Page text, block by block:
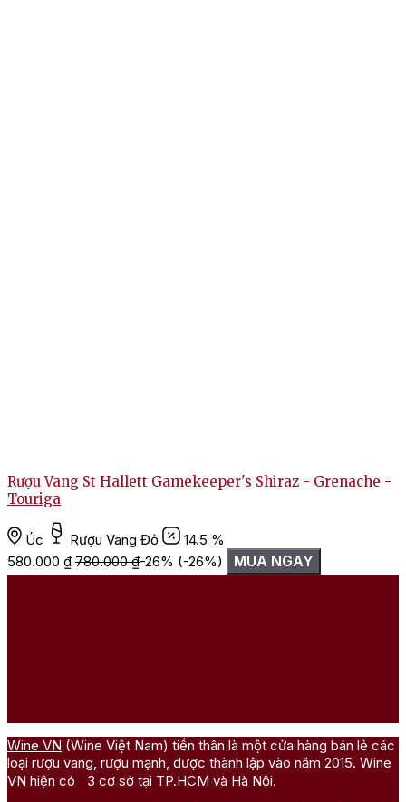
Rượu Vang St Hallett Gamekeeper's Shiraz - Grenache -
Touriga
Úc Rượu Vang Đỏ
14.5 %
580.000 ₫ 780.000₫-26% (-26%) MUA NGAY
Wine VN (Wine Việt Nam) tiền thân là một cửa hàng bán lẻ các
loại rượu vang, rượu mạnh, được thành lập vào năm 2015. Wine
VN hiện có 3 cơ sở tại TP.HCM và Hà Nội.